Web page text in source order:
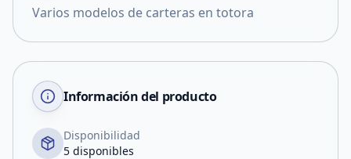
Varios modelos de carteras en totora
Información del producto
Disponibilidad
5 disponibles